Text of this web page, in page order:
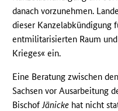
danach vorzunehmen.
dieser Kanzelabkündigung
entmilitarisierten Raum
Krieges« ein.
Eine Beratung zwischen
Sachsen vor Ausarbeitung
BischofJänicke hat nicht